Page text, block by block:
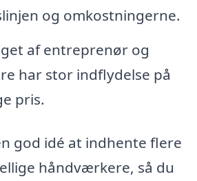
og omkostningerne.
af entreprenør og
har stor indflydelse på
pris.
god idé at indhente flere
håndværkere, så du